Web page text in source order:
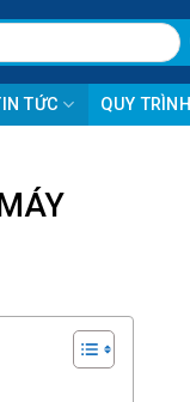
TỨC QUY TRÌNH